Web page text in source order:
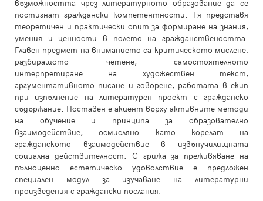
възможността чрез литературното образование да се
постигнат граждански компетентности. Тя представя
теоретичен и практически опит за формиране на знания,
умения и ценности в полето на гражданствеността.
Главен предмет на вниманието са критическото мислене,
разбиращото четене, самостоятелното
интерпретиране на художествен текст,
аргументативното писане и говорене, работата в екип
при изпълнение на литературен проект с гражданско
съдържание. Поставен е акцент върху активните методи
на обучение и принципа за образователно
взаимодействие, осмисляно като корелат на
гражданското взаимодействие в извънучилищната
социална действителност. С грижа за преживяване на
пълноценно естетическо удоволствие е предложен
специален модул за изучаване на литературни
произведения с граждански послания.